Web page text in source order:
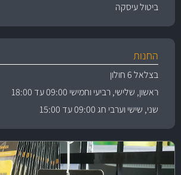
ביטול עיסקה
החנות
בצלאל 6 חולון
ראשון, שלישי, רביעי וחמישי 09:00 עד 18:00
שני, שישי וערבי חג 09:00 עד 15:00